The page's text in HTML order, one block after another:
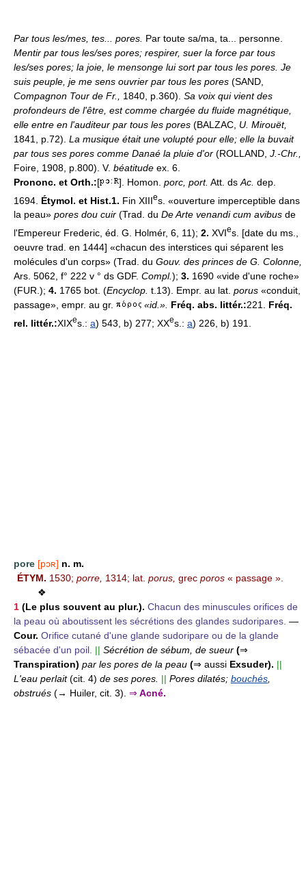
Par tous les/mes, tes... pores. Par toute sa/ma, ta... personne.
Mentir par tous les/ses pores; respirer, suer la force par tous
les/ses pores; la joie, le mensonge lui sort par tous les pores. Je
suis peuple, je me sens ouvrier par tous les pores (SAND,
Compagnon Tour de Fr., 1840, p.360). Sa voix qui vient des
profondeurs de l'être, est comme chargée du fluide magnétique,
elle entre en l'auditeur par tous les pores (BALZAC, U. Mirouët,
1841, p.72). La musique était une volupté pour elle; elle la buvait
par tous ses pores comme Danaé la pluie d'or (ROLLAND, J.-Chr.,
Foire, 1908, p.800). V. béatitude ex. 6.
Prononc. et Orth.:[ ]. Homon. porc, port. Att. ds Ac. dep.
1694. Étymol. et Hist.1. Fin XIIIes. «ouverture imperceptible dans
la peau» pores dou cuir (Trad. du De Arte venandi cum avibus de
l'Empereur Frederic, éd. G. Holmér, 6, 11); 2. XVIes. [date du ms.,
oeuvre trad. en 1444] «chacun des interstices qui séparent les
molécules d'un corps» (Trad. du Gouv. des princes de G. Colonne,
Ars. 5062, f° 222 v ° ds GDF. Compl.); 3. 1690 «vide d'une roche»
(FUR.); 4. 1765 bot. (Encyclop. t.13). Empr. au lat. porus «conduit,
passage», empr. au gr.
«id.». Fréq. abs. littér.:221. Fréq.
rel. littér.:XIXes.: a) 543, b) 277; XXes.: a) 226, b) 191.
pore [pɔʀ] n. m.
ÉTYM. 1530; porre, 1314; lat. porus, grec poros « passage ».
❖
1 (Le plus souvent au plur.). Chacun des minuscules orifices de
la peau où aboutissent les sécrétions des glandes sudoripares. —
Cour. Orifice cutané d'une glande sudoripare ou de la glande
sébacée d'un poil. || Sécrétion de sébum, de sueur (⇒
Transpiration) par les pores de la peau (⇒ aussi Exsuder). ||
L'eau perlait(cit. 4) de ses pores. || Pores dilatés; bouchés
obstrués (→ Huiler, cit. 3). ⇒ Acné.